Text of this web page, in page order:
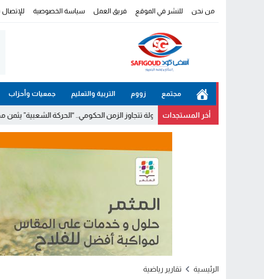
من نحن للنشر في الموقع فريق العمل سياسة الخصوصية للإتصال
مجتمع زووم التربية والتعليم جمعيات وأحزاب
أخر المستجدات
الكبرى للدولة تتجاوز الزمن الحكومي.. “الحركة الشعبية” يثمن مضامين خطاب
الرئيسية تقارير رياضية